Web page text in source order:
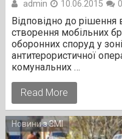
admin 10.06.2015 0
Відповідно до рішення
створення мобільних
оборонних споруд у
антитерористичної
комунальних …
Read More
Новини з ЗМІ